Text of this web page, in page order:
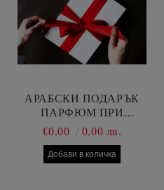
АРАБСКИ ПОДАРЪК
ПАРФЮМ ПРИ
ПОРЪЧКА НА ДВА
100 МЛ
€0.00 0.00 лв.